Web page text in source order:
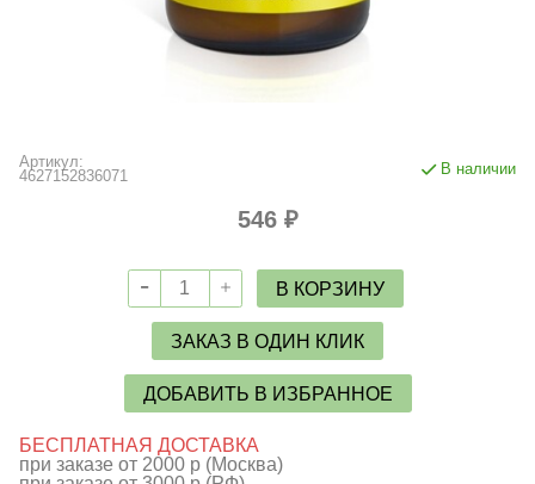
Артикул:
4627152836071
В наличии
546 ₽
В КОРЗИНУ
ЗАКАЗ В ОДИН КЛИК
ДОБАВИТЬ В ИЗБРАННОЕ
БЕСПЛАТНАЯ ДОСТАВКА
при заказе от 2000 р (Москва)